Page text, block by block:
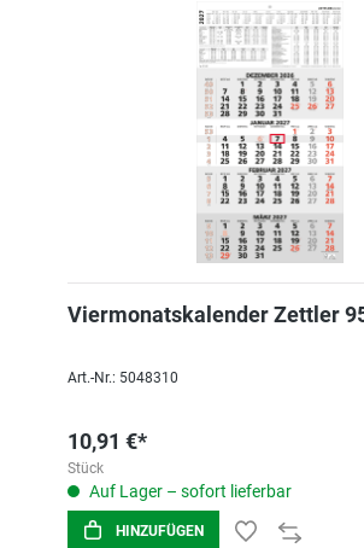
Viermonatskalender Zettler
Art.-Nr.: 5048310
10,91 €*
Stück
Auf Lager – sofort lieferbar
HINZUFÜGEN